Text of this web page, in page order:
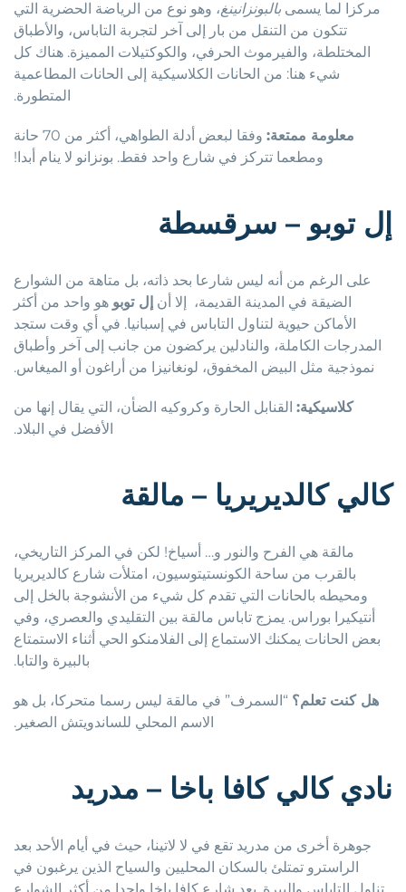
مركزا لما يسمى بالبونزانينغ، وهو نوع من الرياضة الحضرية التي
تتكون من التنقل من بار إلى آخر لتجربة التاباس، والأطباق
المختلطة، والفيرموث الحرفي، والكوكتيلات المميزة. هناك كل
شيء هنا: من الحانات الكلاسيكية إلى الحانات المطاعمية
المتطورة.
معلومة ممتعة:
وفقا لبعض أدلة الطواهي، أكثر من 70 حانة
ومطعما تتركز في شارع واحد فقط. بونزانو لا ينام أبدا!
إل توبو – سرقسطة
على الرغم من أنه ليس شارعا بحد ذاته، بل متاهة من الشوارع
الضيقة في المدينة القديمة، إلا أن إل توبوهو واحد من أكثر
الأماكن حيوية لتناول التاباس في إسبانيا. في أي وقت ستجد
المدرجات الكاملة، والنادلين يركضون من جانب إلى آخر وأطباق
نموذجية مثل البيض المخفوق، لونغانيزا من أراغون أو الميغاس.
كلاسيكية:القنابل الحارة وكروكيه الضأن، التي يقال إنها من
الأفضل في البلاد.
كالي كالديريريا – مالقة
مالقة هي الفرح والنور و… أسياخ! لكن في المركز التاريخي،
بالقرب من ساحة الكونستيتوسيون، امتلأت شارع كالديريريا
ومحيطه بالحانات التي تقدم كل شيء من الأنشوجة بالخل إلى
أنتيكيرا بوراس. يمزج تاباس مالقة بين التقليدي والعصري، وفي
بعض الحانات يمكنك الاستماع إلى الفلامنكو الحي أثناء الاستمتاع
بالبيرة والتابا.
هل كنت تعلم؟“السمرف” في مالقة ليس رسما متحركا، بل هو
الاسم المحلي للساندويتش الصغير.
نادي كالي كافا باخا – مدريد
جوهرة أخرى من مدريد تقع في لا لاتينا، حيث في أيام الأحد بعد
الراسترو تمتلئ بالسكان المحليين والسياح الذين يرغبون في